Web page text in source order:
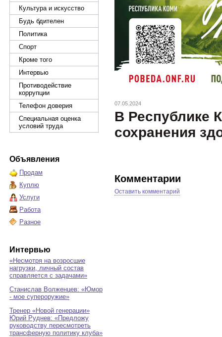
Культура и искусство
Будь бдителен
Политика
Спорт
Кроме того
Интервью
Противодействие
коррупции
Телефон доверия
Специальная оценка
условий труда
Объявления
Продам
Куплю
Услуги
Работа
Разное
Интервью
«Несмотря на возросшие
нагрузки, личный состав
справляется с задачами»
Станислав Волженцев: «Юмор
- мое супероружие»
Тренер «Новой генерации»
Юрий Руднев: «Предложу
руководству пересмотреть
трансферную политику клуба»
07.05.2024
В Республике
сохранения
Комментарии
Оставить комментарий